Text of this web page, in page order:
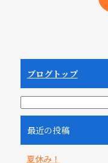
ブログトップ
最近の投稿
夏休み！